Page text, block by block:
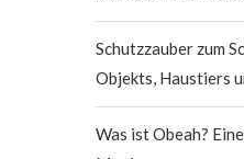
Schutzzauber zum
Objekts, Haustiers
Was ist Obeah?